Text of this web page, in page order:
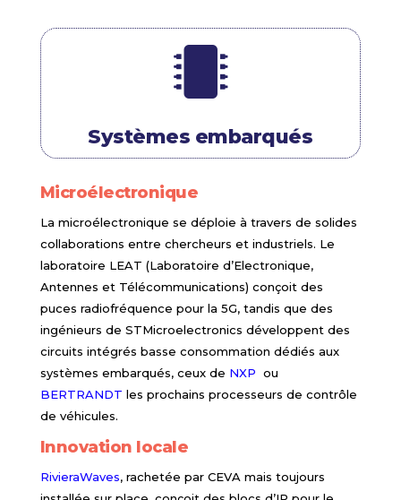

Systèmes embarqués
Microélectronique
La microélectronique se déploie à travers de solides
collaborations entre chercheurs et industriels. Le
laboratoire LEAT (Laboratoire d’Electronique,
Antennes et Télécommunications) conçoit des
puces radiofréquence pour la 5G, tandis que des
ingénieurs de STMicroelectronics développent des
circuits intégrés basse consommation dédiés aux
systèmes embarqués, ceux de NXP ou
BERTRANDT les prochains processeurs de contrôle
de véhicules.
Innovation locale
RivieraWaves, rachetée par CEVA mais toujours